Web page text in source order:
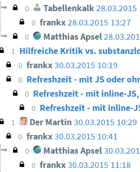
0 Tabellenkalk
0 frankx28.03.2015 13:27
0 Matthias Apsel
1 Hilfreiche Kritik vs.
0 frankx30.03.2015 10:19
0 Refreshzeit - mit JS oder
0 Refreshzeit - mit inline-
0 Refreshzeit - mit inline-
1 Der Martin30.03.2015 10:29
0 frankx30.03.2015 10:41
0 Matthias Apsel
0 frankx30.03.2015 11:18